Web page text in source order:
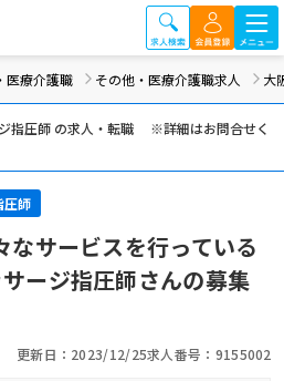
医療介護職 その他・医療介護職求人 大
指圧師 の求人・転職 ※詳細はお問合せく
圧師
なサービスを行っている
ージ指圧師さんの募集
更新日：2023/12/25求人番号：9155002